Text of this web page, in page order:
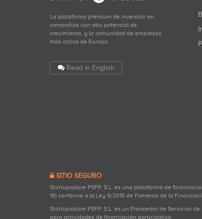
La plataforma premium de inversión en
compañías con alto potencial de
crecimiento, y la comunidad de empresas
más activa de Europa.
Read in English
SITIO SEGURO
Startupxplore PSFP, S.L. es una plataforma de
18) conforme a la Ley 5/2015 de Fomento de la
Startupxplore PSFP, S.L. es un Proveedor de Servicios
para actividades de financiación participativa.